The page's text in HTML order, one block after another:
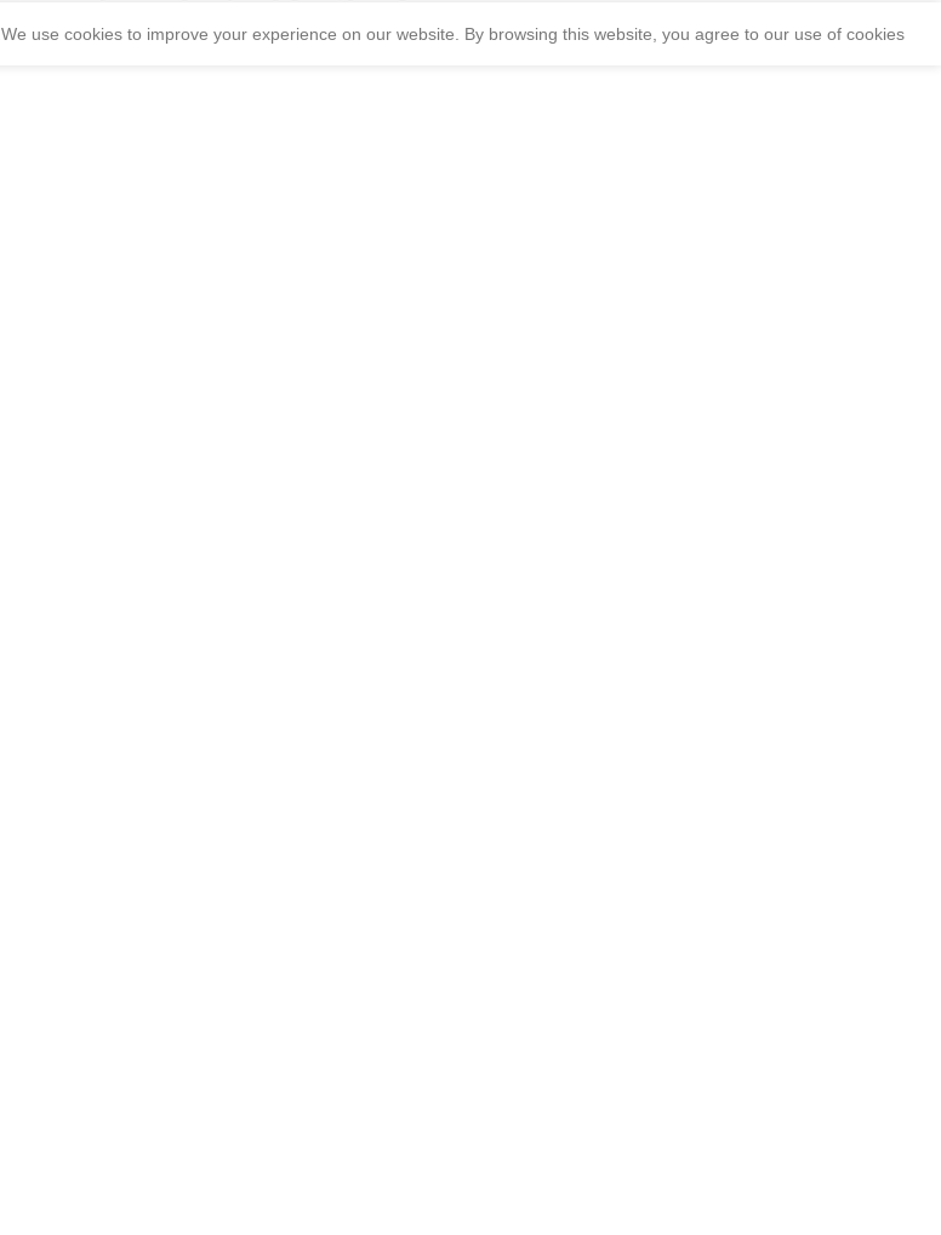
We use cookies to improve your experience on our website. By browsing this website, you agree to our use of cookies.